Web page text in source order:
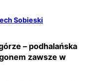
Sobieski
– podhalańska
zawsze w